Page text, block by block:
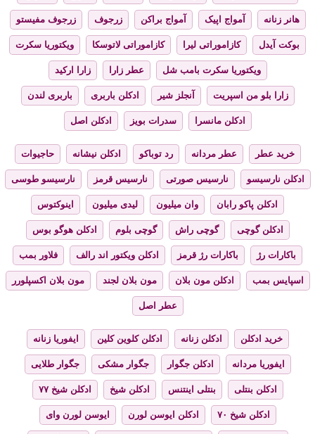
هانر زنانه آمواج اپیک آمواج براکن زرجوف زرجوف مفیستو
بوکت آیدل کازاموراتی لیرا کازاموراتی لاتوسکا ویکتوریا سکرت
ویکتوریا سکرت بامب شل عطر زارا زارا ارکید
زارا بلو من اسپریت آنجلز شیر ادکلن باربری باربری لندن
ادکلن مانسرا سدرات بویز ادکلن اصل
خرید عطر عطر مردانه رد توباکو ادکلن نیشانه حاجیوات
ادکلن نارسیسو نارسیس صورتی نارسیس قرمز نارسیسو طوسی
ادکلن پاکو رابان وان میلیون لیدی میلیون اینوکتوس
ادکلن گوچی گوچی راش گوچی بلوم ادکلن هوگو بوس
باکارات رژ باکارات رژ قرمز ادکلن ویکتور اند رالف فلاور بمب
اسپایس بمب ادکلن مون بلان مون بلان لجند مون بلان اکسپلورر
عطر اصل
خرید ادکلن ادکلن زنانه ادکلن کلوین کلین ایفوریا زنانه
ایفوریا مردانه ادکلن جگوار جگوار مشکی جگوار طلایی
ادکلن بنتلی بنتلی اینتنس ادکلن شیخ ادکلن شیخ ۷۷
ادکلن شیخ ۷۰ ادکلن ایوسن لورن ایوسن لورن وای